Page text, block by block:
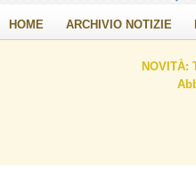
HOME ARCHIVIO NOTIZIE